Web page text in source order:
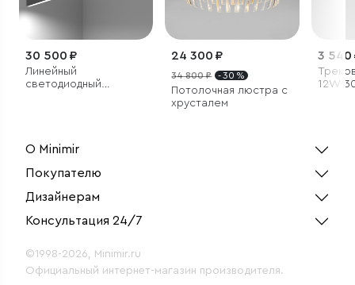
30 500 ₽
Линейный
светодиодный
24 300 ₽
34 800 ₽ - 30 %
Потолочная люстра с
хрусталем
3 540
12W
О Minimir
Покупателю
Дизайнерам
Консультация 24/7
©1998-2026, Minimir.ru
Официальный интернет-магазин производителя.